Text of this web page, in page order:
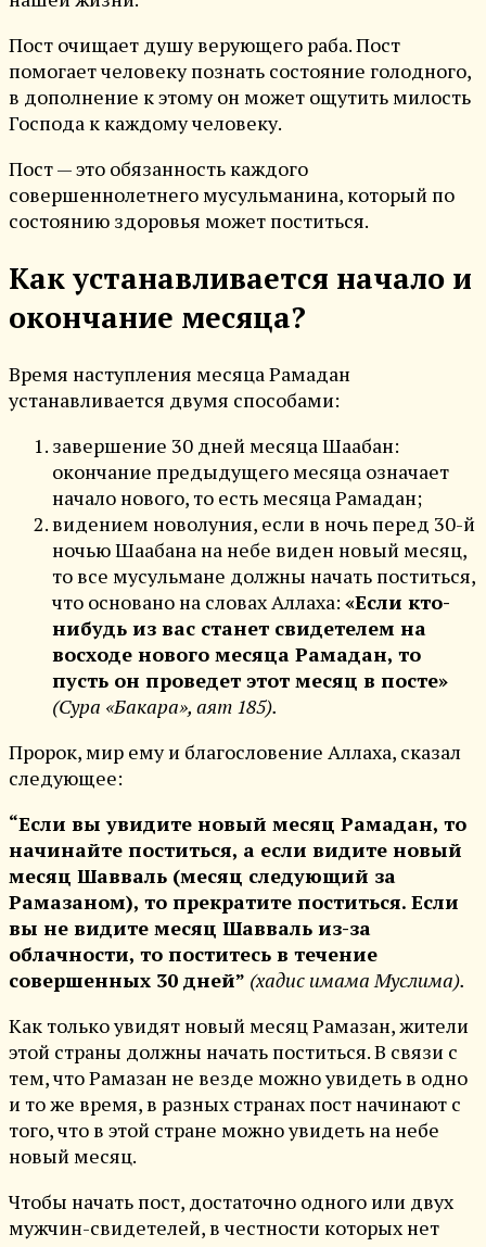
Пост очищает душу верующего раба. Пост
помогает человеку познать состояние голодного,
в дополнение к этому он может ощутить милость
Господа к каждому человеку.
Пост — это обязанность каждого
совершеннолетнего мусульманина, который по
состоянию здоровья может поститься.
Как устанавливается начало и
окончание месяца?
Время наступления месяца Рамадан
устанавливается двумя способами:
завершение 30 дней месяца Шаабан:
окончание предыдущего месяца означает
начало нового, то есть месяца Рамадан;
видением новолуния, если в ночь перед 30-й
ночью Шаабана на небе виден новый месяц,
то все мусульмане должны начать поститься,
что основано на словах Аллаха: «Если кто-
нибудь из вас станет свидетелем на
восходе нового месяца Рамадан, то
пусть он проведет этот месяц в посте»
(Сура «Бакара», аят 185).
Пророк, мир ему и благословение Аллаха, сказал
следующее:
“Если вы увидите новый месяц Рамадан, то
начинайте поститься, а если видите новый
месяц Шавваль (месяц следующий за
Рамазаном), то прекратите поститься. Если
вы не видите месяц Шавваль из-за
облачности, то поститесь в течение
совершенных 30 дней” (хадис имама Муслима).
Как только увидят новый месяц Рамазан, жители
этой страны должны начать поститься. В связи с
тем, что Рамазан не везде можно увидеть в одно
и то же время, в разных странах пост начинают с
того, что в этой стране можно увидеть на небе
новый месяц.
Чтобы начать пост, достаточно одного или двух
мужчин-свидетелей, в честности которых нет